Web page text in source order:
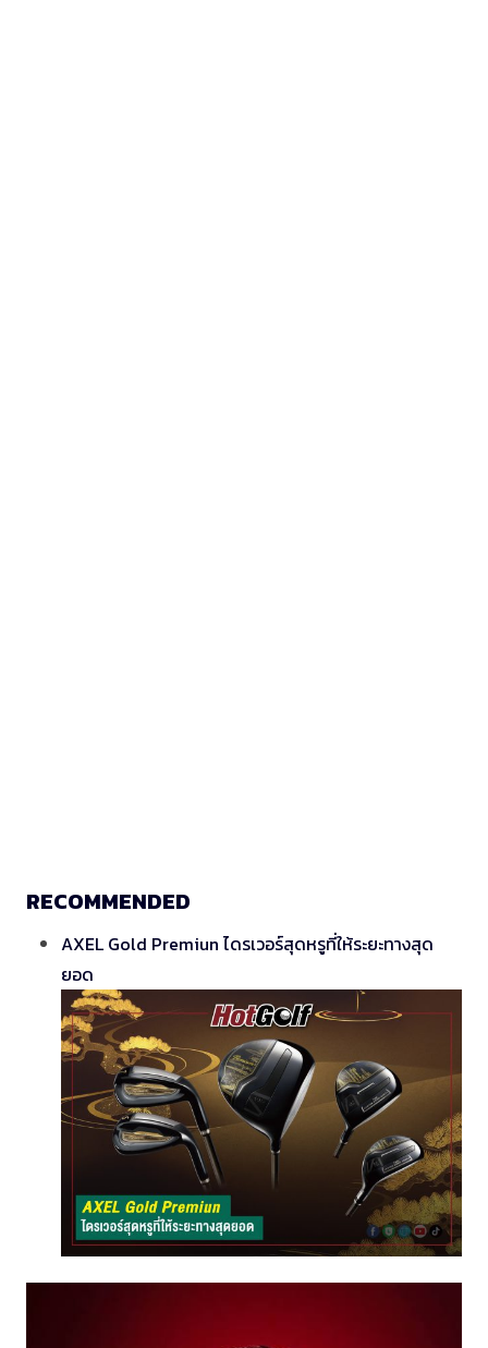
RECOMMENDED
AXEL Gold Premiun ไดรเวอร์สุดหรูที่ให้ระยะทางสุด
ยอด